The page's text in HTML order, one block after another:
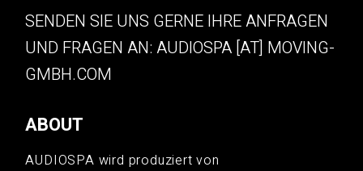
SENDEN SIE UNS GERNE IHRE ANFRAGEN
UND FRAGEN AN: AUDIOSPA [AT] MOVING-
GMBH.COM
ABOUT
AUDIOSPA wird produziert von